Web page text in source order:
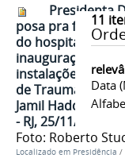
11
Data
Presidenta
posa pra foto
do hospital
inauguração das
instalações do
de
Jamil Haddad
- RJ, 25/11/2011
Foto: Roberto
Localizado em Presidência /